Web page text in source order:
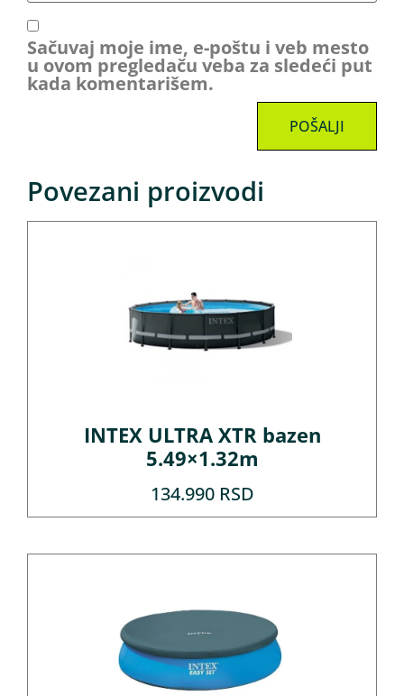
Sačuvaj moje ime, e-poštu i veb mesto
u ovom pregledaču veba za sledeći put
kada komentarišem.
Povezani proizvodi
INTEX ULTRA XTR bazen
5.49×1.32m
134.990 RSD